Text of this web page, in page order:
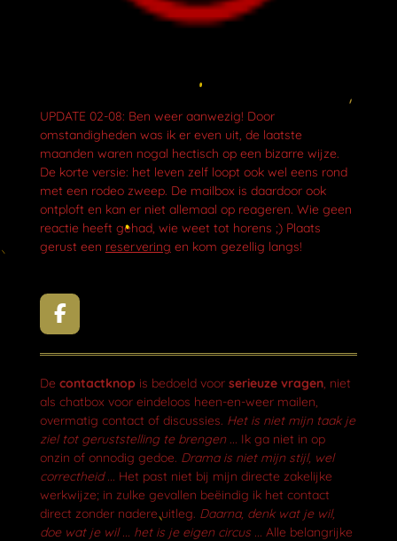
UPDATE 02-08: Ben weer aanwezig! Door
omstandigheden was ik er even uit, de laatste
maanden waren nogal hectisch op een bizarre wijze.
De korte versie: het leven zelf loopt ook wel eens rond
met een rodeo zweep. De mailbox is daardoor ook
ontploft en kan er niet allemaal op reageren. Wie geen
reactie heeft gehad, wie weet tot horens ;) Plaats
gerust een reservering en kom gezellig langs!
F
a
c
b
o
o
k
De contactknop is bedoeld voor serieuze vragen, niet
als chatbox voor eindeloos heen-en-weer mailen,
overmatig contact of discussies. Het is niet mijn taak je
ziel tot geruststelling te brengen ... Ik ga niet in op
onzin of onnodig gedoe. Drama is niet mijn stijl, wel
correctheid ... Het past niet bij mijn directe zakelijke
werkwijze; in zulke gevallen beëindig ik het contact
direct zonder nadere uitleg. Daarna, denk wat je wil,
doe wat je wil ... het is je eigen circus ... Alle belangrijke